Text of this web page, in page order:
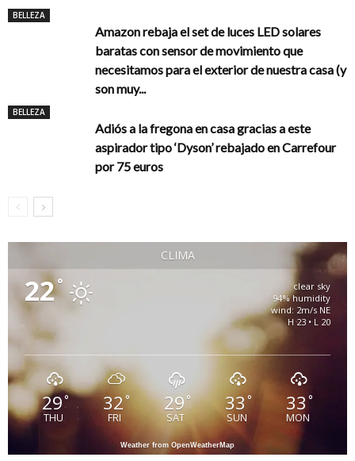
BELLEZA
Amazon rebaja el set de luces LED solares
baratas con sensor de movimiento que
necesitamos para el exterior de nuestra casa (y
son muy...
BELLEZA
Adiós a la fregona en casa gracias a este
aspirador tipo ‘Dyson’ rebajado en Carrefour
por 75 euros
CLIMA
22°
clear sky
94% humidity
wind: 2m/s NE
H 23 • L 20
29°
THU
32°
FRI
29°
SAT
33°
SUN
33 °
MON
Weather from OpenWeatherMap